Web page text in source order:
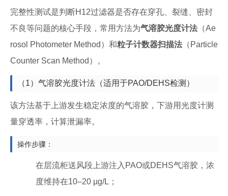
完整性测试是判断H12过滤器是否存在穿孔、裂缝、密封
不良等问题的核心手段，常用方法为气溶胶光度计法 （Ae
rosol Photometer Method）和粒子计数器扫描法 （Particle
Counter Scan Method）。
（1）气溶胶光度计法（适用于PAO/DEHS检测）
该方法基于上游发生稳定浓度的气溶胶，下游用光度计测
量穿透率，计算泄漏率。
操作步骤：
在层流柜送风段上游注入PAO或DEHS气溶胶，浓
度维持在10–20 μg/L；